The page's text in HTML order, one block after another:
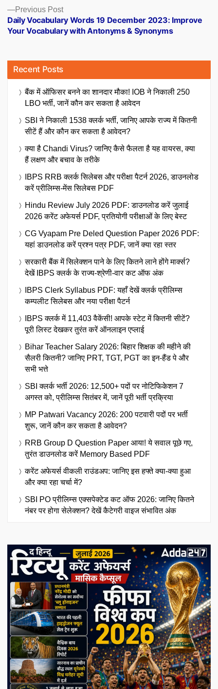
Previous PostPrevious
post:
Daily Vocabulary Words 19 December 2023: Improve
Your Vocabulary with Antonyms & Synonyms
Recent Posts
बैंक में ऑफिसर बनने का शानदार मौका! IOB ने निकाली 250
LBO भर्ती, जानें कौन कर सकता है आवेदन
SBI ने निकाली 1538 क्लर्क भर्ती, जानिए आपके राज्य में कितनी
सीटें हैं और कौन कर सकता है आवेदन?
क्या है Chandi Virus? जानिए कैसे फैलता है यह वायरस, क्या
हैं लक्षण और बचाव के तरीके
IBPS RRB क्लर्क सिलेबस और परीक्षा पैटर्न 2026, डाउनलोड
करें प्रीलिम्स-मेंस सिलेबस PDF
Hindu Review July 2026 PDF: डाउनलोड करें जुलाई
2026 करेंट अफेयर्स PDF, प्रतियोगी परीक्षाओं के लिए बेस्ट
CG Vyapam Pre Deled Question Paper 2026 PDF:
यहां डाउनलोड करें प्रश्न पत्र PDF, जानें क्या रहा स्तर
सरकारी बैंक में सिलेक्शन पाने के लिए कितने लाने होंगे मार्क्स?
देखें IBPS क्लर्क के राज्य-श्रेणी-वार कट ऑफ अंक
IBPS Clerk Syllabus PDF: यहाँ देखें क्लर्क प्रीलिम्स
कम्पलीट सिलेबस और नया परीक्षा पैटर्न
IBPS क्लर्क में 11,403 वैकेंसी! आपके स्टेट में कितनी सीटें?
पूरी लिस्ट देखकर तुरंत करें ऑनलाइन एप्लाई
Bihar Teacher Salary 2026: बिहार शिक्षक की महीने की
सैलरी कितनी? जानिए PRT, TGT, PGT का इन-हैंड पे और
सभी भत्ते
SBI क्लर्क भर्ती 2026: 12,500+ पदों पर नोटिफिकेशन 7
अगस्त को, प्रीलिम्स सितंबर में, जानें पूरी भर्ती प्रक्रिया
MP Patwari Vacancy 2026: 200 पटवारी पदों पर भर्ती
शुरू, जानें कौन कर सकता है आवेदन?
RRB Group D Question Paper आया! ये सवाल पूछे गए,
तुरंत डाउनलोड करें Memory Based PDF
करेंट अफेयर्स वीकली राउंडअप: जानिए इस हफ्ते क्या-क्या हुआ
और क्या रहा चर्चा में?
SBI PO प्रीलिम्स एक्सपेक्टेड कट ऑफ 2026: जानिए कितने
नंबर पर होगा सेलेक्शन? देखें कैटेगरी वाइज संभावित अंक